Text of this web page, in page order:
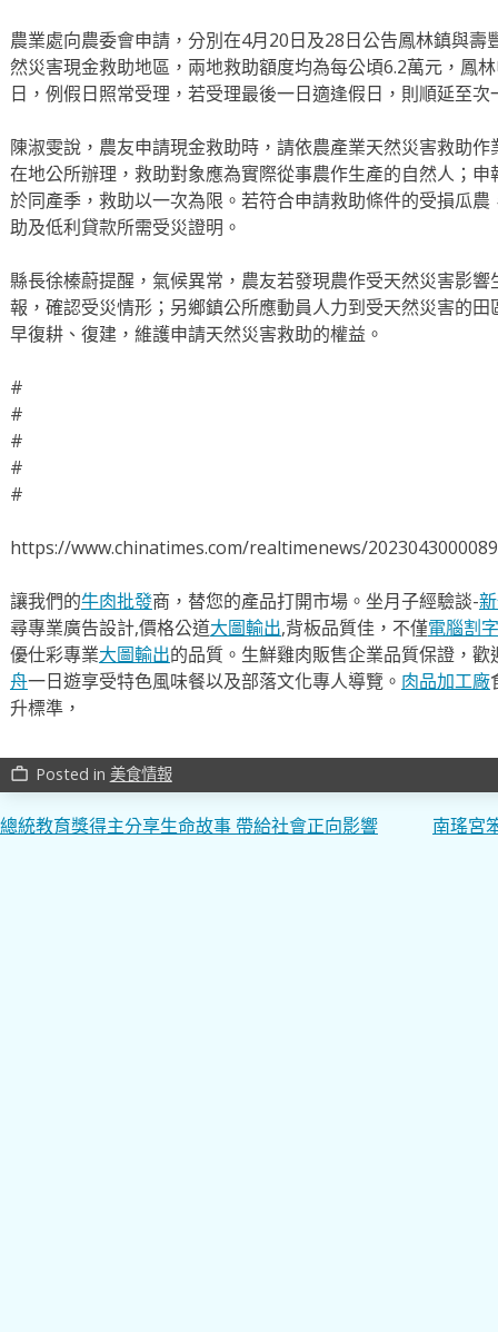
農業處向農委會申請，分別在4月20日及28日公告鳳林鎮與
然災害現金救助地區，兩地救助額度均為每公頃6.2萬元，鳳
日，例假日照常受理，若受理最後一日適逢假日，則順延至次
陳淑雯說，農友申請現金救助時，請依農產業天然災害救助
在地公所辦理，救助對象應為實際從事農作生產的自然人；
於同產季，救助以一次為限。若符合申請救助條件的受損瓜
助及低利貸款所需受災證明。
縣長徐榛蔚提醒，氣候異常，農友若發現農作受天然災害影
報，確認受災情形；另鄉鎮公所應動員人力到受天然災害的
早復耕、復建，維護申請天然災害救助的權益。
#
#
#
#
#
https://www.chinatimes.com/realtimenews/
讓我們的牛肉批發商，替您的產品打開市場。坐月子經驗談-
尋專業廣告設計,價格公道大圖輸出,背板品質佳，不僅電腦割字
優仕彩專業大圖輸出的品質。生鮮雞肉販售企業品質保證，歡
舟一日遊享受特色風味餐以及部落文化專人導覽。 肉品加工廠
升標準，
work_outline Posted in 美食情報
文
總統教育獎得主分享生命故事 帶給社會正向影響 南瑤宮